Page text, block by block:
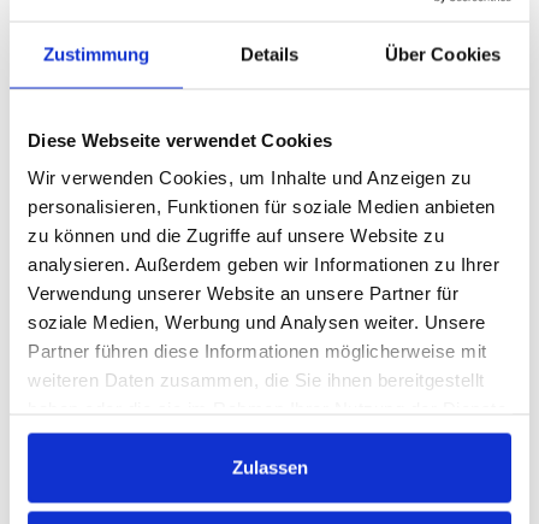
Zustimmung Details Über Cookies
Diese Webseite verwendet Cookies
Wir verwenden Cookies, um Inhalte und Anzeigen zu
personalisieren, Funktionen für soziale Medien anbieten
zu können und die Zugriffe auf unsere Website zu
analysieren. Außerdem geben wir Informationen zu Ihrer
Verwendung unserer Website an unsere Partner für
soziale Medien, Werbung und Analysen weiter. Unsere
Partner führen diese Informationen möglicherweise mit
weiteren Daten zusammen, die Sie ihnen bereitgestellt
gesammelt haben.
Zulassen
- Kritikgespräch
• Umgang mit Krankheit, Fehlzeiten und Sucht
Arbeitsverhältnissen
- Abmahnung und Kündigung
• Beteiligung des Betriebsrates
Ziele
Überblick, unter anderem zu den Themen
Probezeit, Probezeitverlängerung und befristete
Mitarbeiter:innen mit Führungsverantwortung im